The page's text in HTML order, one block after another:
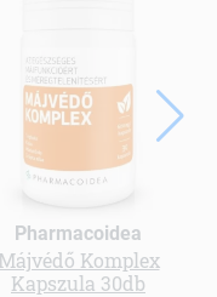
Pharmacoidea
Májvédő Komplex
Kapszula 30db